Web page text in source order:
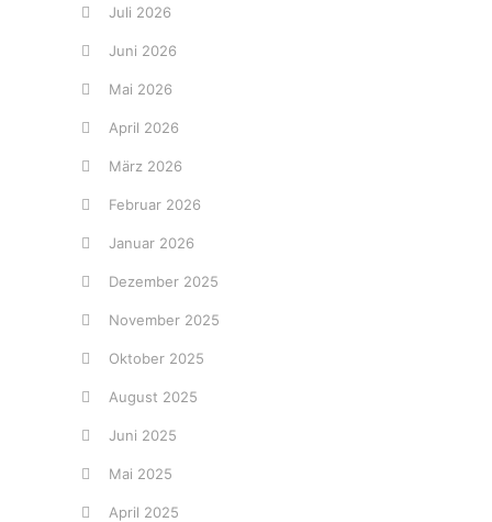
Juli 2026
Juni 2026
Mai 2026
April 2026
März 2026
Februar 2026
Januar 2026
Dezember 2025
November 2025
Oktober 2025
August 2025
Juni 2025
Mai 2025
April 2025